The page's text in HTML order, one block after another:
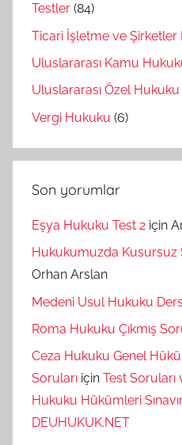
Testler (84)
Ticari İşletme ve Şirketler
Uluslararası Kamu
Uluslararası Özel Hukuku
Vergi Hukuku (6)
Son yorumlar
Eşya Hukuku Test 2 için
Hukukumuzda Kusursuz
Orhan Arslan
Medeni Usul Hukuku Ders
Roma Hukuku Çıkmış
Ceza Hukuku Genel
Soruları için Test Soruları
Hukuku Hükümleri
DEUHUKUK.NET